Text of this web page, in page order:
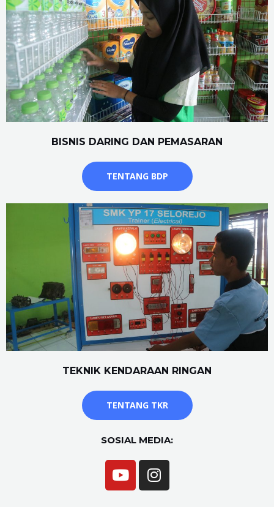
BISNIS DARING DAN PEMASARAN
TENTANG BDP
TEKNIK KENDARAAN RINGAN
TENTANG TKR
SOSIAL MEDIA: